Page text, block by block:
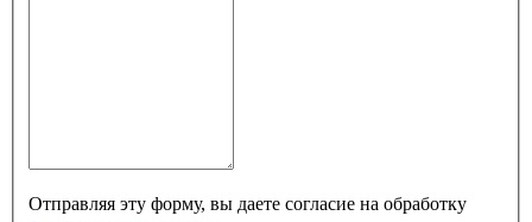
Отправляя эту форму, вы даете согласие на обработку